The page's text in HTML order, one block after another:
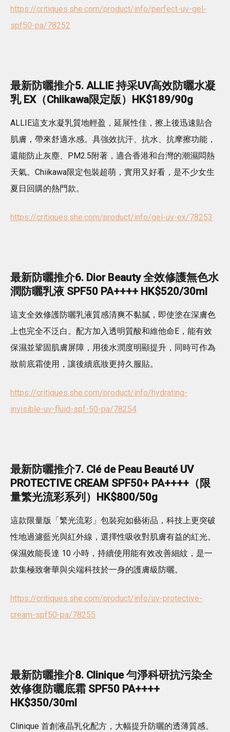
https://critiques.she.com/product/info/perfect-uv-gel-
spf50-pa/78252
最新防曬推介5. ALLIE 持采UV高效防曬水凝
乳 EX（Chiikawa限定版）HK$189/90g
ALLIE這支水凝乳質地輕盈，延展性佳，擦上後迅速貼合
肌膚，帶來舒適水感。具強效抗汗、抗水、抗摩擦功能，
還能防止灰塵、PM2.5附著，適合香港和台灣的潮濕悶熱
天氣。Chiikawa限定包裝超萌，實用又好看，是不少女生
夏日回購的熱門款。
https://critiques.she.com/product/info/gel-uv-ex/78253
最新防曬推介6. Dior Beauty 全效修護無色水
潤防曬乳液 SPF50 PA++++ HK$520/30ml
這支全效修護防曬乳液質感清爽不黏膩，即使塗在深膚色
上也完全不泛白。配方加入透明質酸和維他命E，能有效
保濕並鞏固肌膚屏障，用後水潤度明顯提升，同時可作為
妝前底霜使用，讓後續底妝更持久服貼。
https://critiques.she.com/product/info/hydrating-
invisible-uv-fluid-spf-50-pa/78254
最新防曬推介7. Clé de Peau Beauté UV
PROTECTIVE CREAM SPF50+ PA++++（限
量繁光流彩系列）HK$800/50g
這款限量版「繁光流彩」包裝宛如藝術品，科技上更突破
性地過濾藍光與紅外線，選擇性吸收對肌膚有益的紅光。
保濕效能長達 10 小時，持續使用能有效改善細紋，是一
款集極致奢華與尖端科技於一身的護膚級防曬。
https://critiques.she.com/product/info/uv-protective-
cream-spf50-pa/78255
最新防曬推介8. Clinique 勻淨科研抗污染全
效修復防曬底霜 SPF50 PA++++
HK$350/30ml
Clinique 首創液晶乳化配方，大幅提升防曬的透薄質感。